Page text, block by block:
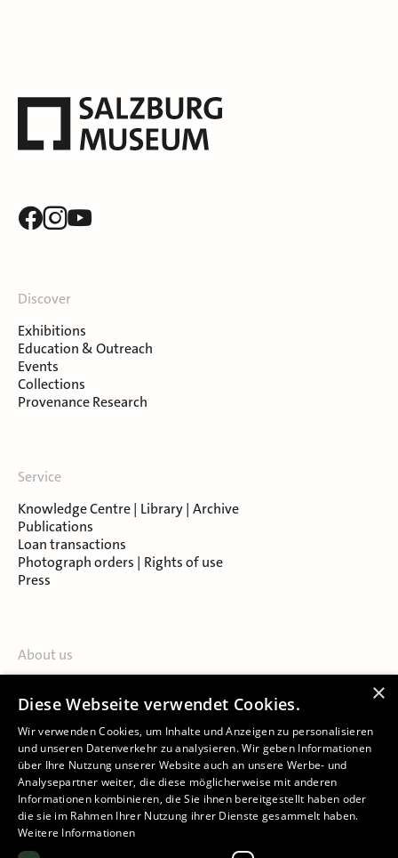
Discover
Exhibitions
Education & Outreach
Events
Collections
Provenance Research
Service
Knowledge Centre | Library | Archive
Publications
Loan transactions
Photograph orders | Rights of use
Press
About us
About Salzburg Museum
Imprint
×
Diese Webseite verwendet Cookies.
Wir verwenden Cookies, um Inhalte und Anzeigen zu personalisieren
und unseren Datenverkehr zu analysieren. Wir geben Informationen
über Ihre Nutzung unserer Website auch an unsere Werbe- und
Analysepartner weiter, die diese möglicherweise mit anderen
Informationen kombinieren, die Sie ihnen bereitgestellt haben oder
die sie im Rahmen Ihrer Nutzung ihrer Dienste gesammelt haben.
Weitere Informationen